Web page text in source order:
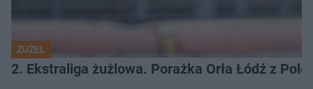
ŻUŻEL
2. Ekstraliga żużlowa. Porażka Orła Łódź z